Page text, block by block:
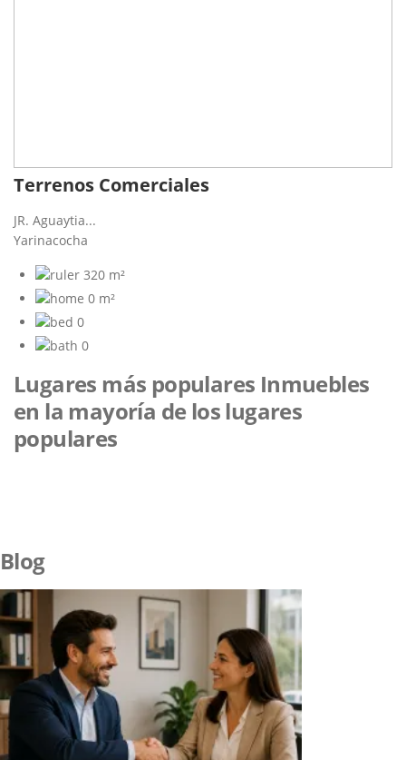
Terrenos Comerciales
JR. Aguaytia...
Yarinacocha
320 m²
0 m²
0
0
Lugares más populares Inmuebles
en la mayoría de los lugares
populares
Blog